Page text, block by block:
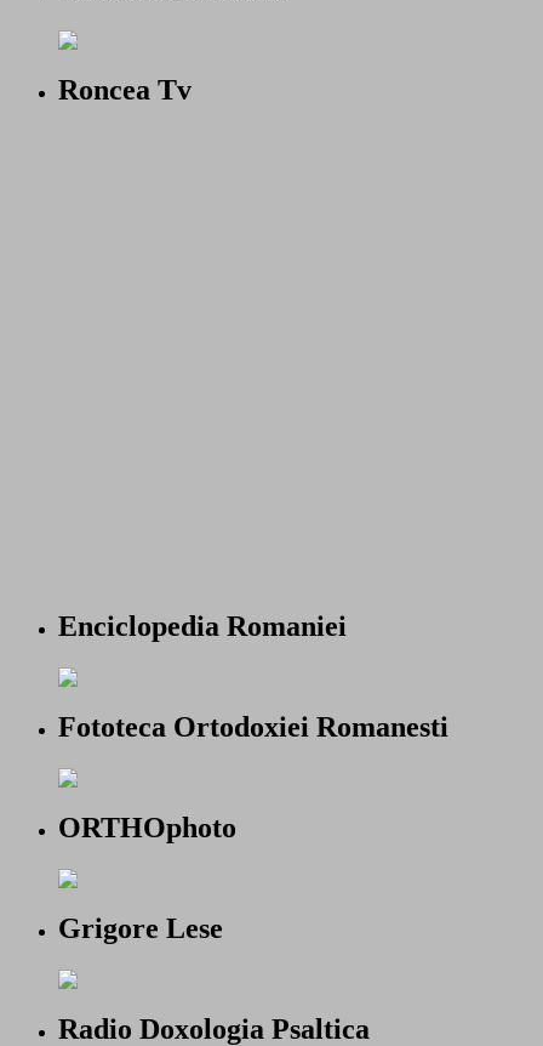
Roncea Tv
Enciclopedia Romaniei
Fototeca Ortodoxiei Romanesti
ORTHOphoto
Grigore Lese
Radio Doxologia Psaltica